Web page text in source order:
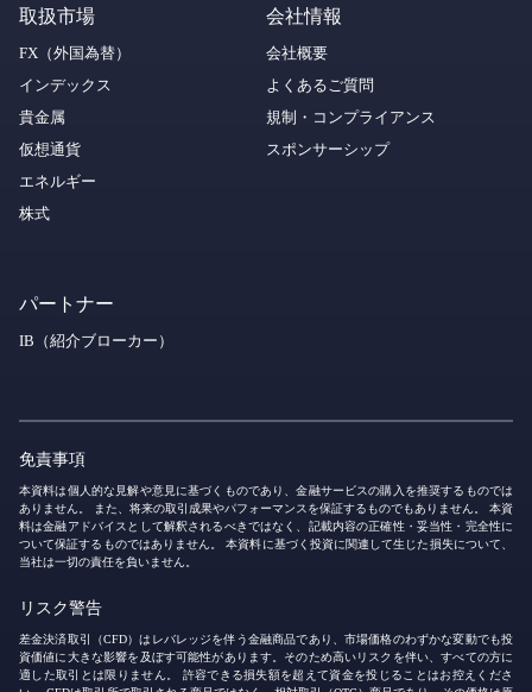
取扱市場
FX（外国為替）
インデックス
貴金属
仮想通貨
エネルギー
株式
会社情報
会社概要
よくあるご質問
規制・コンプライアンス
スポンサーシップ
パートナー
IB（紹介ブローカー）
免責事項
本資料は個人的な見解や意見に基づくものであり、金融サービスの購入を推奨するものでは
ありません。 また、将来の取引成果やパフォーマンスを保証するものでもありません。 本資
料は金融アドバイスとして解釈されるべきではなく、記載内容の正確性・妥当性・完全性に
ついて保証するものではありません。 本資料に基づく投資に関連して生じた損失について、
当社は一切の責任を負いません。
リスク警告
差金決済取引（CFD）はレバレッジを伴う金融商品であり、市場価格のわずかな変動でも投
資価値に大きな影響を及ぼす可能性があります。そのため高いリスクを伴い、すべての方に
適した取引とは限りません。 許容できる損失額を超えて資金を投じることはお控えくださ